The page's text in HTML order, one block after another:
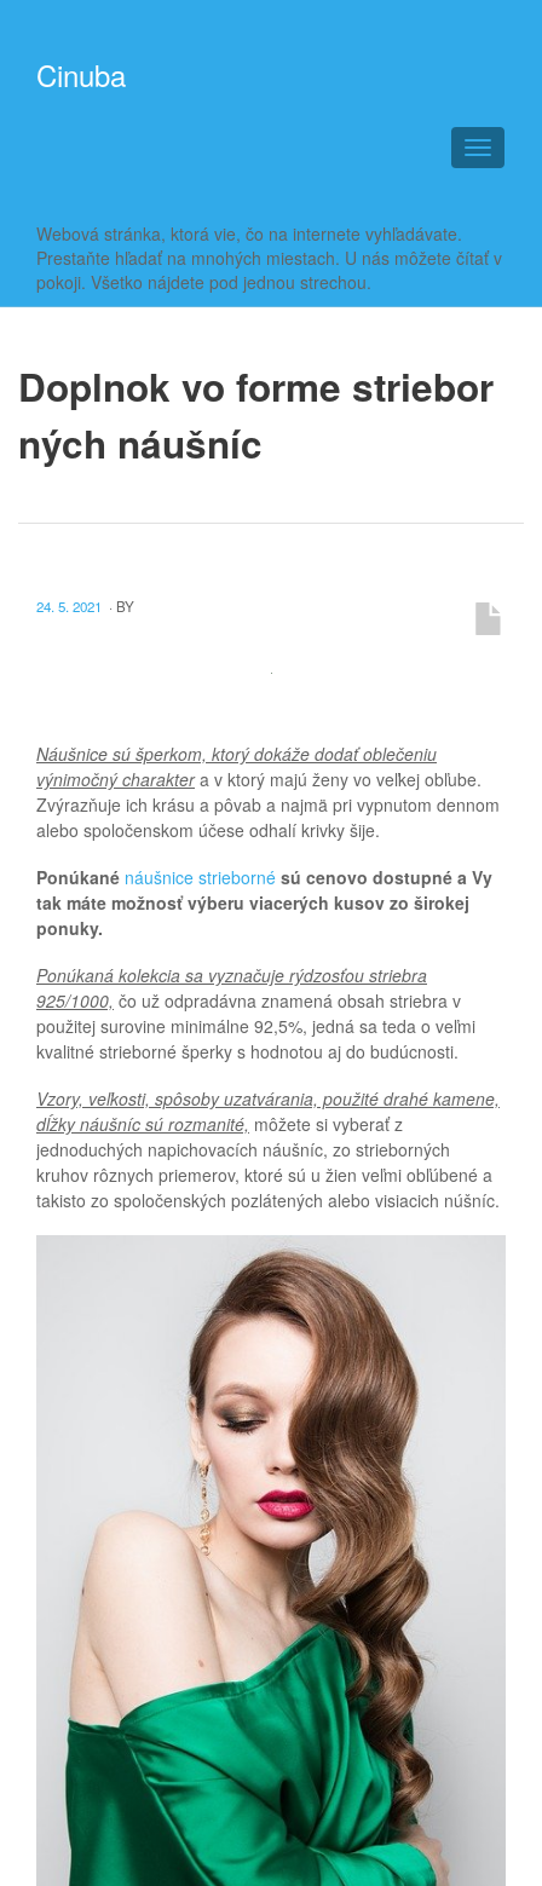
Cinuba
T
o
e
g
Webová stránka, ktorá vie, čo na internete vyhľadávate.
Prestaňte hľadať na mnohých miestach. U nás môžete čítať v
pokoji. Všetko nájdete pod jednou strechou.
Doplnok vo forme striebor
ných náušníc
24. 5. 2021 · BY
Náušnice sú šperkom, ktorý dokáže dodať oblečeniu
výnimočný charaktera v ktorý majú ženy vo veľkej obľube.
Zvýrazňuje ich krásu a pôvab a najmä pri vypnutom dennom
alebo spoločenskom účese odhalí krivky šije.
Ponúkané náušnice strieborné sú cenovo dostupné a Vy
tak máte možnosť výberu viacerých kusov zo širokej
ponuky.
Ponúkaná kolekcia sa vyznačuje rýdzosťou striebra
925/1000, čo už odpradávna znamená obsah striebra v
použitej surovine minimálne 92,5%, jedná sa teda o veľmi
kvalitné strieborné šperky s hodnotou aj do budúcnosti.
Vzory, veľkosti, spôsoby uzatvárania, použité drahé kamene,
dĺžky náušníc sú rozmanité, môžete si vyberať z
jednoduchých napichovacích náušníc, zo strieborných
kruhov rôznych priemerov, ktoré sú u žien veľmi obľúbené a
takisto zo spoločenských pozlátených alebo visiacich núšníc.